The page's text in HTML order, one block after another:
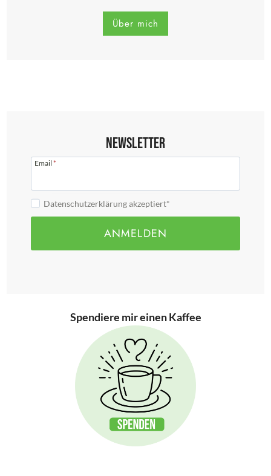
Über mich
Newsletter
Email *
Datenschutzerklärung akzeptiert*
ANMELDEN
Spendiere mir einen Kaffee